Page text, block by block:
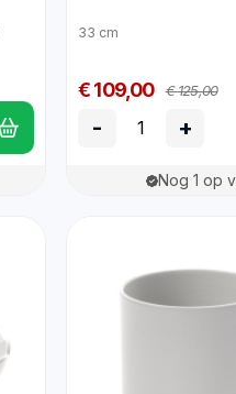
33 cm
€ 109,00 € 125,00
- +
Nog 1 op